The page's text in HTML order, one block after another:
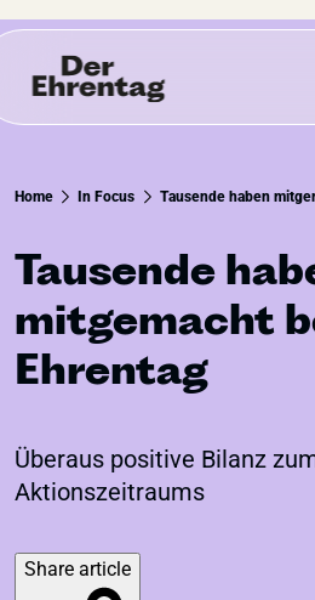
About Ehrentag
In Focus
Home In Focus Tausende haben
Tausende
mitgemacht
Ehrentag
Überaus positive Bilanz
Aktionszeitraums
Share article